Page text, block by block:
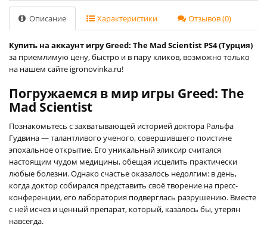
Описание Характеристики Отзывов (0)
Купить на аккаунт игру Greed: The Mad Scientist PS4 (Турция)
за приемлимую цену, быстро и в пару кликов, возможно только
на нашем сайте igronovinka.ru!
Погружаемся в мир игры Greed: The
Mad Scientist
Познакомьтесь с захватывающей историей доктора Ральфа
Гудвина — талантливого ученого, совершившего поистине
эпохальное открытие. Его уникальный эликсир считался
настоящим чудом медицины, обещая исцелить практически
любые болезни. Однако счастье оказалось недолгим: в день,
когда доктор собирался представить своё творение на пресс-
конференции, его лаборатория подверглась разрушению. Вместе
с ней исчез и ценный препарат, который, казалось бы, утерян
навсегда.